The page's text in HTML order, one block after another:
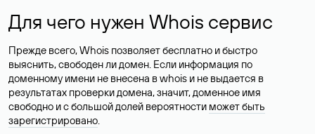
Для чего нужен Whois сервис
Прежде всего, Whois позволяет бесплатно и быстро
выяснить, свободен ли домен. Если информация по
доменному имени не внесена в whois и не выдается в
результатах проверки домена, значит, доменное имя
свободно и с большой долей вероятности может быть
зарегистрировано.